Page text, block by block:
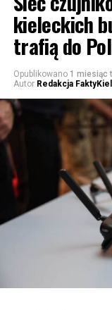
kieleckich
trafią do
Opublikowano 1 miesiąc
Autor Redakcja